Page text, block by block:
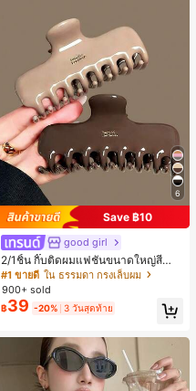
6
Save ฿10
good girl
2/1ชิ้น กิ๊บติดผมแฟชั่นขนาดใหญ่สีน้ำ
ตาลชานมสำหรับผู้หญิง เหมาะสำหรับก
ารอาบน้ำ ล้างหน้า และจัดแต่งทรงผม
#1 ขายดี ใน ธรรมดา กรงเล็บผม
900+ sold
฿39 -20% 3 วันสุดท้าย